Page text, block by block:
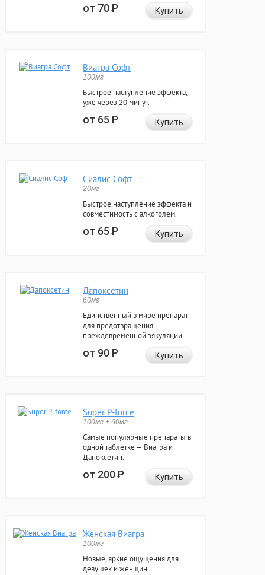
от 70Р Купить
Виагра Софт
100мг
Быстрое наступление эффекта,
уже через 20 минут.
от 65Р Купить
Сиалис Софт
20мг
Быстрое наступление эффекта и
совместимость с алкоголем.
от 65Р Купить
Дапоксетин
60мг
Единственный в мире препарат
для предотвращения
преждевременной эякуляции.
от 90Р Купить
Super P-force
100мг + 60мг
Самые популярные препараты в
одной таблетке — Виагра и
Дапоксетин.
от 200Р Купить
Женская Виагра
100мг
Новые, яркие ощущения для
девушек и женщин.